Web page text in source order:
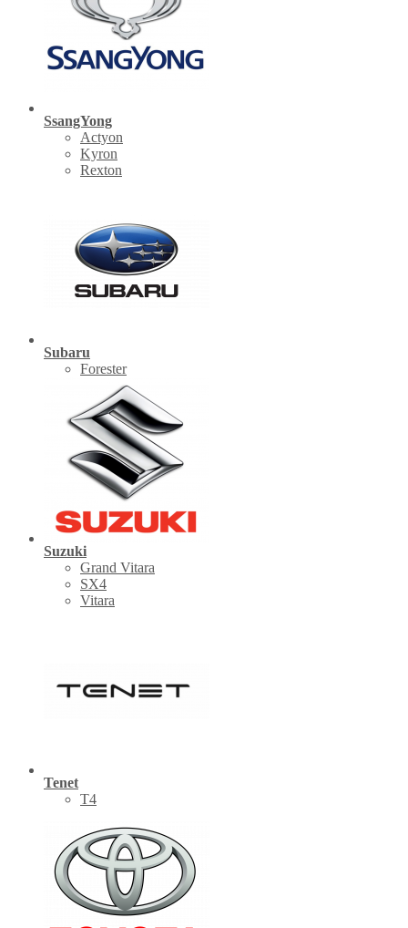
SsangYong
Actyon
Kyron
Rexton
Subaru
Forester
Suzuki
Grand Vitara
SX4
Vitara
Tenet
Т4